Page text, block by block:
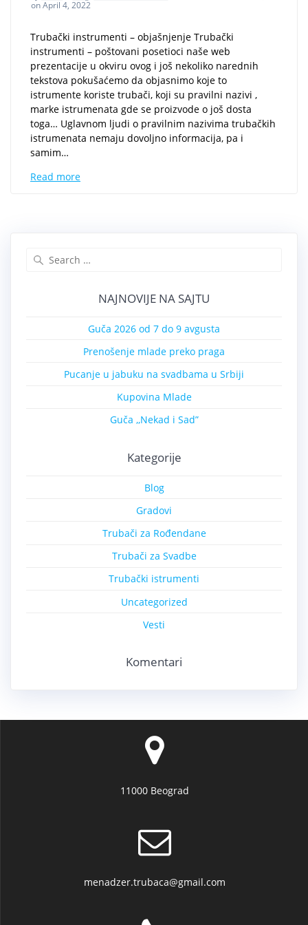
on April 4, 2022
Trubački instrumenti – objašnjenje Trubački
instrumenti – poštovani posetioci naše web
prezentacije u okviru ovog i još nekoliko narednih
tekstova pokušaćemo da objasnimo koje to
istrumente koriste trubači, koji su pravilni nazivi ,
marke istrumenata gde se proizvode o još dosta
toga… Uglavnom ljudi o pravilnim nazivima trubačkih
istrumenata nemaju dovoljno informacija, pa i
samim…
Read more
NAJNOVIJE NA SAJTU
Guča 2026 od 7 do 9 avgusta
Prenošenje mlade preko praga
Pucanje u jabuku na svadbama u Srbiji
Kupovina Mlade
Guča ,,Nekad i Sad”
Kategorije
Blog
Gradovi
Trubači za Rođendane
Trubači za Svadbe
Trubački istrumenti
Uncategorized
Vesti
Komentari
11000 Beograd
menadzer.trubaca@gmail.com